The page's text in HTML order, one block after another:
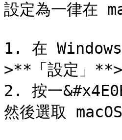
設定為一律在
1. 在
>**「設定」
2. 按一
然後選取